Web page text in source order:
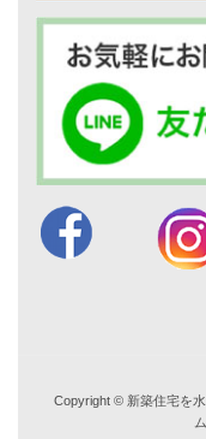
菅原和彦のブログ
斎藤亮のブログ
小薬淳一のブログ
山形隆のブログ
仲内渉のブログ